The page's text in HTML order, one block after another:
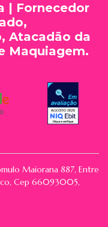
| Fornecedor
Atacadão da
Maquiagem.
Maiorana 887, Entre
Cep 66093005,